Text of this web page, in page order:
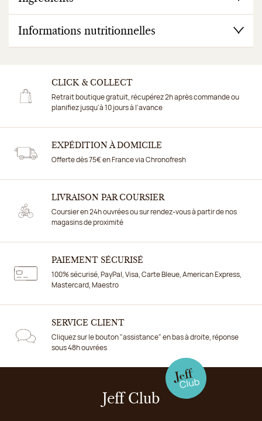
Informations nutritionnelles
CLICK & COLLECT
Retrait boutique gratuit, récupérez 2h après commande ou
planifiez jusqu'à 10 jours à l'avance
EXPÉDITION À DOMICILE
Offerte dès 75€ en France via Chronofresh
LIVRAISON PAR COURSIER
Coursier en 24h ouvrées ou sur rendez-vous à partir de nos
magasins de proximité
PAIEMENT SÉCURISÉ
100% sécurisé, PayPal, Visa, Carte Bleue, American Express,
Mastercard, Maestro
SERVICE CLIENT
Cliquez sur le bouton "assistance" en bas à droite, réponse
sous 48h ouvrées
Jeff Club